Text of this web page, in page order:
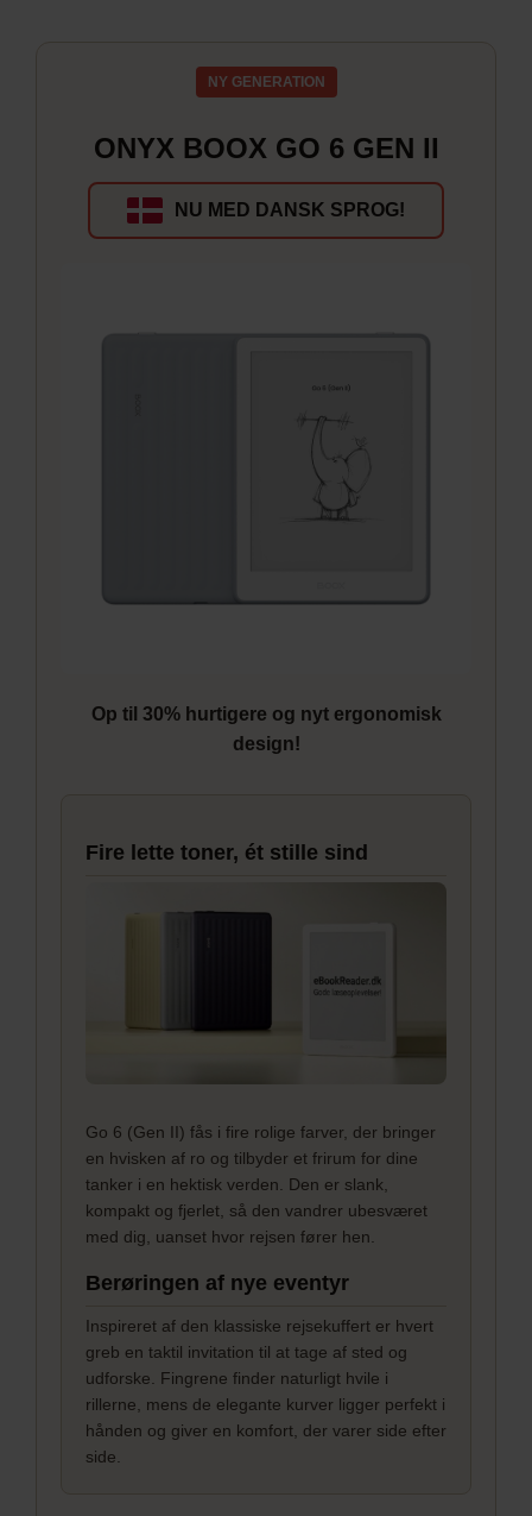
NY GENERATION
ONYX BOOX GO 6 GEN II
NU MED DANSK SPROG!
Op til 30% hurtigere og nyt ergonomisk
design!
Fire lette toner, ét stille sind
Go 6 (Gen II) fås i fire rolige farver, der bringer
en hvisken af ro og tilbyder et frirum for dine
tanker i en hektisk verden. Den er slank,
kompakt og fjerlet, så den vandrer ubesværet
med dig, uanset hvor rejsen fører hen.
Berøringen af nye eventyr
Inspireret af den klassiske rejsekuffert er hvert
greb en taktil invitation til at tage af sted og
udforske. Fingrene finder naturligt hvile i
rillerne, mens de elegante kurver ligger perfekt i
hånden og giver en komfort, der varer side efter
side.